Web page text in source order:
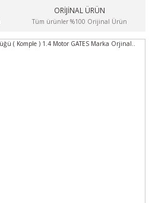
ORİJİNAL ÜRÜN
Tüm ürünler %100 Orijinal Ürün